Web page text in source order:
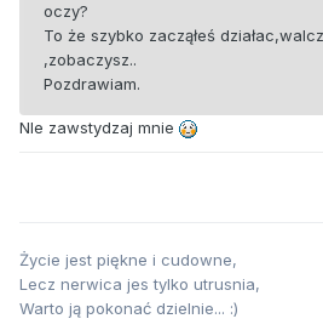
oczy?
To że szybko zacząłeś
,zobaczysz..
Pozdrawiam.
NIe zawstydzaj mnie
Życie jest piękne i cudowne,
Lecz nerwica jes tylko utrusnia,
Warto ją pokonać dzielnie... :)